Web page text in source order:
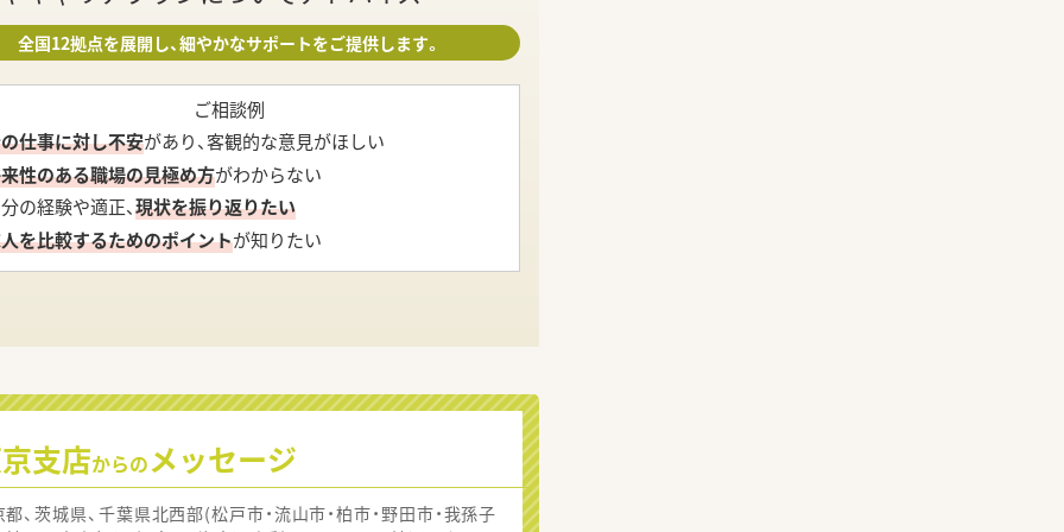
全国12拠点を展開し、細やかなサポートをご提供します。
ご相談例
仕事に対し不安があり、客観的な意見がほしい
性のある職場の見極め方がわからない
の経験や適正、現状を振り返りたい
を比較するためのポイントが知りたい
支店からのメッセージ
、茨城県、千葉県北西部(松戸市・流山市・柏市・野田市・我孫子